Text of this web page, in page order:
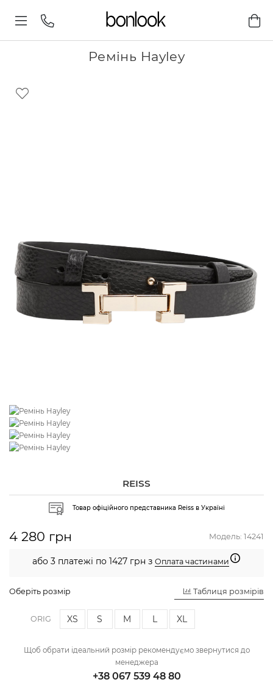
Ремінь Hayley
REISS
Товар офіційного представника Reiss в Україні
Модель: 14241
4 280 грн
або 3 платежі по 1427 грн з Оплата частинами
Оберіть розмір Таблиця розмірів
ORIG XS S M L XL
Щоб обрати ідеальний розмір рекомендуємо звернутися до
менеджера
+38 067 539 48 80